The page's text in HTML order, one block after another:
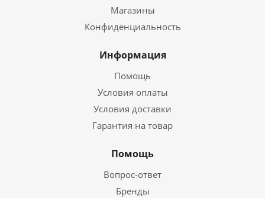
Магазины
Конфиденциальность
Информация
Помощь
Условия оплаты
Условия доставки
Гарантия на товар
Помощь
Вопрос-ответ
Бренды